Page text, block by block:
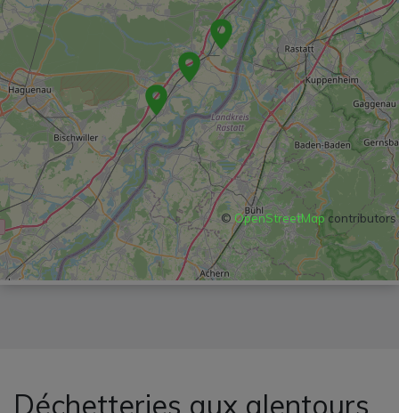
© OpenStreetMapcontributors
Déchetteries aux alentours